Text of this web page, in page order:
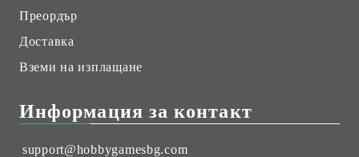
Преордър
Доставка
Вземи на изплащане
Информация за контакт
support@hobbygamesbg.com